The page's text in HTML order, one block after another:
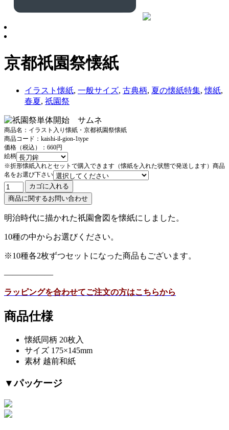
京都祇園祭懐紙
イラスト懐紙, 一般サイズ, 古典柄, 夏の懐紙特集,懐紙,
春夏, 祇園祭
商品名：イラスト入り懐紙・京都祇園祭懐紙
商品コード：kaishi-il-gion-1type
価格（税込）：660円
絵柄
※折形懐紙入れとセットで購入できます（懐紙を入れた状態で発送します）商品
名をお選び下さい
明治時代に描かれた祇園會図を懐紙にしました。
10種の中からお選びください。
※10種各2枚ずつセットになった商品もございます。
——————
ラッピングを合わせてご注文の方はこちらから
商品仕様
懐紙同柄 20枚入
サイズ 175×145mm
素材 越前和紙
▼パッケージ